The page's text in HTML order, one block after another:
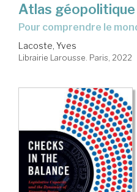
Atlas géopolitique
Pour comprendre le
Lacoste, Yves
Librairie Larousse. Paris, 2022